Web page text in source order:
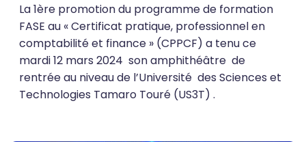
La 1ère promotion du programme de formation
FASE au « Certificat pratique, professionnel en
comptabilité et finance » (CPPCF) a tenu ce
mardi 12 mars 2024 son amphithéâtre de
rentrée au niveau de l’Université des Sciences et
Technologies Tamaro Touré (US3T) .